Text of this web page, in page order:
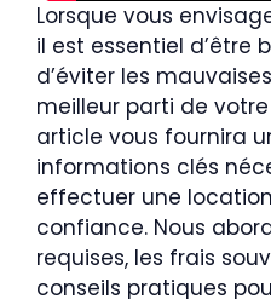
Lorsque vous
il est essentiel d’être
d’éviter les
meilleur parti de
article vous fournira
informations clés
effectuer une
confiance. Nous
requises, les frais
conseils pratiques